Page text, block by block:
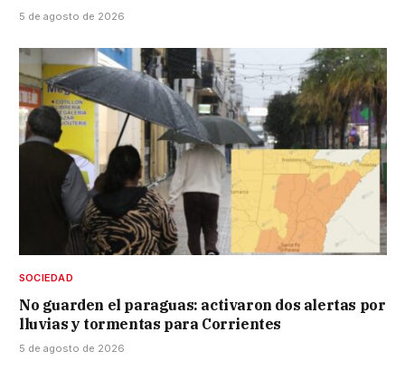
5 de agosto de 2026
SOCIEDAD
No guarden el paraguas: activaron dos alertas por
lluvias y tormentas para Corrientes
5 de agosto de 2026